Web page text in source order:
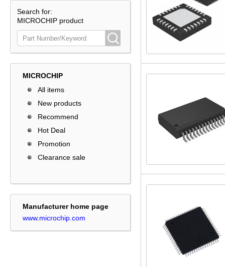
Search for:
MICROCHIP product
MICROCHIP
All items
New products
Recommend
Hot Deal
Promotion
Clearance sale
Manufacturer home page
www.microchip.com